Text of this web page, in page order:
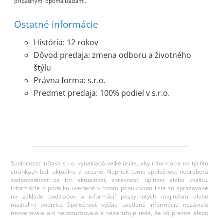
Ostatné informácie
História: 12 rokov
Dôvod predaja: zmena odboru a životného
štýlu
Právna forma: s.r.o.
Predmet predaja: 100% podiel v s.r.o.
Spoločnosť InBase s.r.o. vynakladá veľké úsilie, aby informácie na týchto
stránkach boli aktuálne a presné. Napriek tomu spoločnosť nepreberá
zodpovednosť za ich aktuálnosť, správnosť, úplnosť alebo kvalitu.
Informácie o podniku uvedené v tomto ponukovom liste sú spracované
na základe podkladov a informácií poskytnutých majiteľom alebo
majiteľmi podniku. Spoločnosť vyššie uvedené informácie nezávisle
neoverovala ani neposudzovala a nezaručuje teda, že sú presné alebo